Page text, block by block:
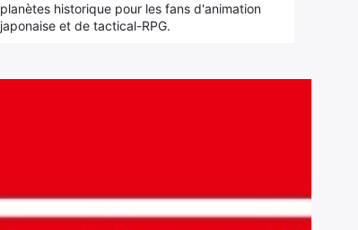
planètes historique pour les fans d'animation
japonaise et de tactical-RPG.